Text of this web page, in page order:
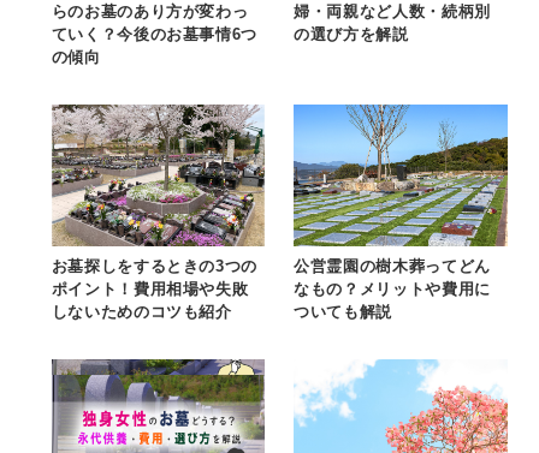
らのお墓のあり方が変わっ
ていく？今後のお墓事情6つ
の傾向
婦・両親など人数・続柄別
の選び方を解説
お墓探しをするときの3つの
ポイント！費用相場や失敗
しないためのコツも紹介
公営霊園の樹木葬ってどん
なもの？メリットや費用に
ついても解説